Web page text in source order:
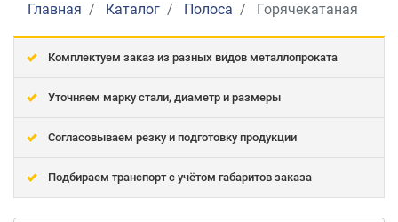
Главная Каталог Полоса Горячекатаная
Комплектуем заказ из разных видов металлопроката
Уточняем марку стали, диаметр и размеры
Согласовываем резку и подготовку продукции
Подбираем транспорт с учётом габаритов заказа